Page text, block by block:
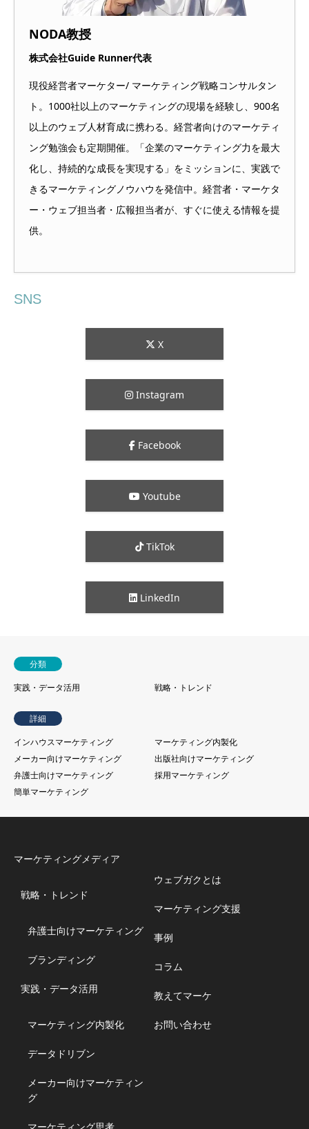
NODA教授
株式会社Guide Runner代表
現役経営者マーケター/ マーケティング戦略コンサルタン
ト。1000社以上のマーケティングの現場を経験し、900名
以上のウェブ人材育成に携わる。経営者向けのマーケティ
ング勉強会も定期開催。「企業のマーケティング力を最大
化し、持続的な成長を実現する」をミッションに、実践で
きるマーケティングノウハウを発信中。経営者・マーケタ
ー・ウェブ担当者・広報担当者が、すぐに使える情報を提
供。
SNS
X
Instagram
Facebook
Youtube
TikTok
LinkedIn
分類
実践・データ活用
戦略・トレンド
詳細
インハウスマーケティング
マーケティング内製化
メーカー向けマーケティング
出版社向けマーケティング
弁護士向けマーケティング
採用マーケティング
簡単マーケティング
マーケティングメディア
戦略・トレンド
弁護士向けマーケティング
ブランディング
実践・データ活用
マーケティング内製化
データドリブン
メーカー向けマーケティン
グ
マーケティング思考
ウェブガクとは
マーケティング支援
事例
コラム
教えてマーケ
お問い合わせ